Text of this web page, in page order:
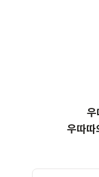
우
우따따